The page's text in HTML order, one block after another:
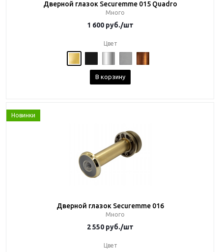
Дверной глазок Securemme 015 Quadro
Много
1 600 руб./шт
Цвет
В корзину
Новинки
Дверной глазок Securemme 016
Много
2 550 руб./шт
Цвет